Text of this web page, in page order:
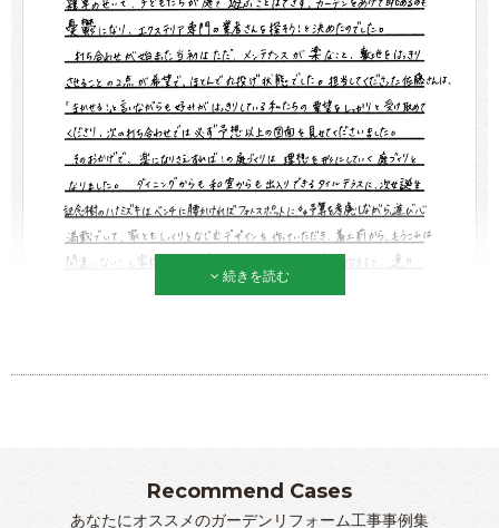
続きを読む
Recommend Cases
あなたにオススメのガーデンリフォーム工事事例集